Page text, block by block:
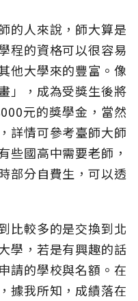
的人來說，師大算是
程的資格可以很容易
他大學來的豐富。像
」，成為受獎生後將
元的獎學金，當然
詳情可參考臺師大師
些國高中需要老師，
部分自費生，可以透
比較多的是交換到北
學，若是有興趣的話
請的學校與名額。在
據我所知，成績落在